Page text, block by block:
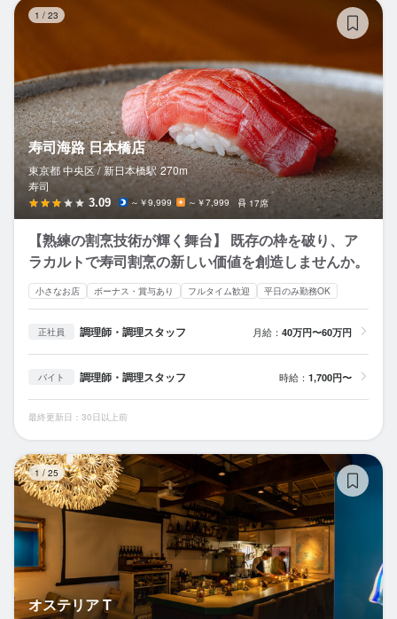
1 / 23
寿司海路 日本橋店
東京都 中央区 / 新日本橋駅 270m
寿司
3.09 ～￥9,999 ～￥7,999 17席
【熟練の割烹技術が輝く舞台】 既存の枠を破り、ア
ラカルトで寿司割烹の新しい価値を創造しませんか。
小さなお店 ボーナス・賞与あり フルタイム歓迎 平日のみ勤務OK
正社員 調理師・調理スタッフ 月給： 40万円〜60万円
バイト 調理師・調理スタッフ 時給： 1,700円〜
最終更新日：30日以上前
1 / 25
オステリア T